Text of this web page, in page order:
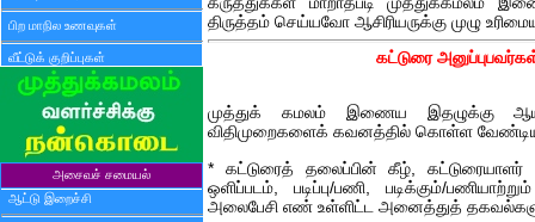
பிற மாநில உணவுகள்
வீட்டுக் குறிப்புகள்
அசைவச் சமையல்
ஆட்டு இறைச்சி
திருத்தம் செய்யவோ ஆசிரியருக்கு முழு
கட்டுரை
முத்துக் கமலம் இணைய இதழுக்கு
விதிமுறைகளைக் கவனத்தில் கொள்ள
* கட்டுரைத் தலைப்பின் கீழ், கட்டுரையாளர்
ஒளிப்படம், படிப்பு/பணி, படிக்கும்/
அலைபேசி எண் உள்ளிட்ட அனைத்துத்